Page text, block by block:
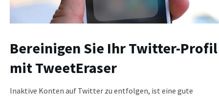
Bereinigen Sie Ihr Twitter-Profil
mit TweetEraser
Inaktive Konten auf Twitter zu entfolgen, ist eine gute